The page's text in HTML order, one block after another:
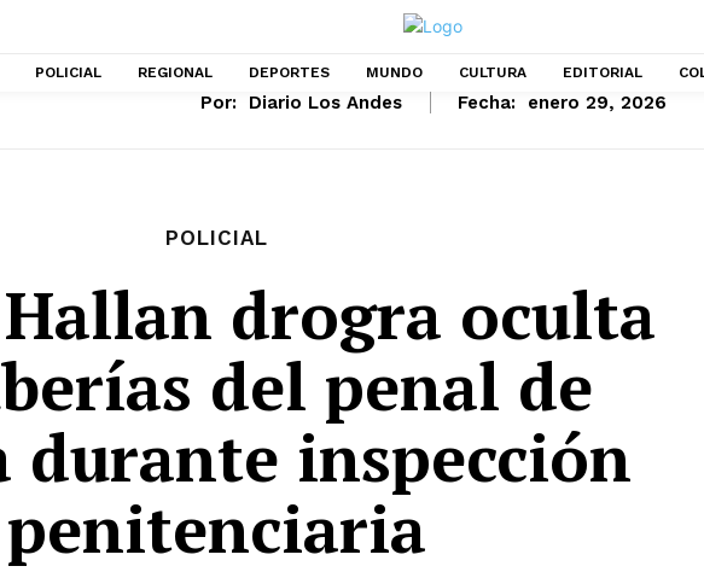
POLICIAL REGIONAL DEPORTES MUNDO CULTURA EDITORIAL
Por: Diario Los Andes Fecha: enero 29, 2026
POLICIAL
Hallan drogra oculta
del penal de
durante inspección
penitenciaria